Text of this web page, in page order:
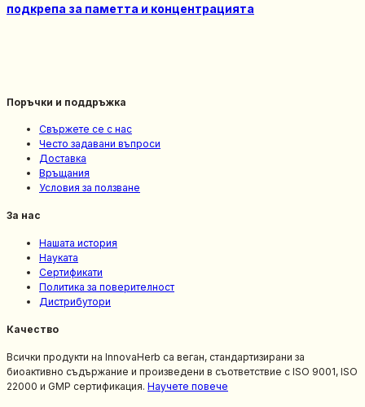
подкрепа за паметта и концентрацията
Поръчки и поддръжка
Свържете се с нас
Често задавани въпроси
Доставка
Връщания
Условия за ползване
За нас
Нашата история
Науката
Сертификати
Политика за поверителност
Дистрибутори
Качество
Всички продукти на InnovaHerb са веган, стандартизирани за
биоактивно съдържание и произведени в съответствие с ISO 9001, ISO
22000 и GMP сертификация. Научете повече